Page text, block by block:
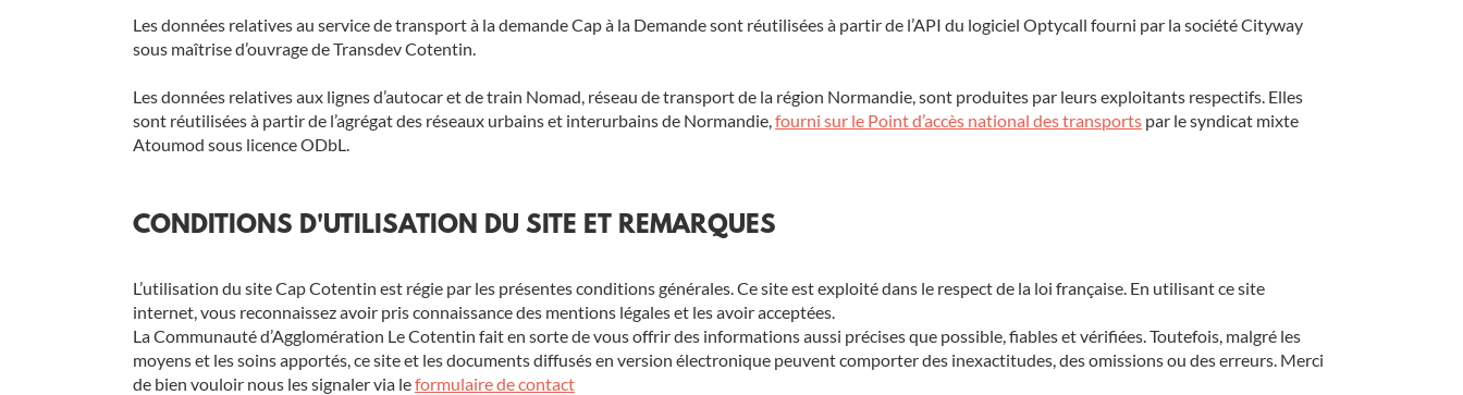
Les données relatives au service de transport à la demande Cap à la Demande sont réutilisées à partir de l’API du logiciel Optycall fourni par la société Cityway
sous maîtrise d’ouvrage de Transdev Cotentin.
Les données relatives aux lignes d’autocar et de train Nomad, réseau de transport de la région Normandie, sont produites par leurs exploitants respectifs. Elles
sont réutilisées à partir de l’agrégat des réseaux urbains et interurbains de Normandie,fourni sur le Point d’accès national des transports par le syndicat mixte
Atoumod sous licence ODbL.
CONDITIONS D'UTILISATION DU SITE ET REMARQUES
L’utilisation du site Cap Cotentin est régie par les présentes conditions générales. Ce site est exploité dans le respect de la loi française. En utilisant ce site
internet, vous reconnaissez avoir pris connaissance des mentions légales et les avoir acceptées.
La Communauté d’Agglomération Le Cotentin fait en sorte de vous offrir des informations aussi précises que possible, fiables et vérifiées. Toutefois, malgré les
moyens et les soins apportés, ce site et les documents diffusés en version électronique peuvent comporter des inexactitudes, des omissions ou des erreurs. Merci
de bien vouloir nous les signaler via leformulaire de contact